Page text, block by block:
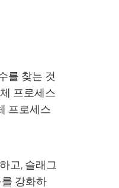
를 찾는 것
프로세스
프로세스
고, 슬래그
강화하